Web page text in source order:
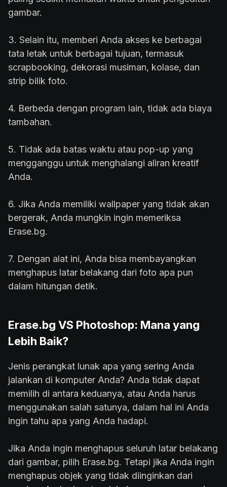
gambar.
3. Selain itu, memberi Anda akses ke berbagai
tata letak untuk berbagai tujuan, termasuk
scrapbooking, dekorasi musiman, kolase, dan
strip bilik foto.
4. Berbeda dengan program lain, tidak ada biaya
tambahan.
5. Tidak ada batas waktu atau pop-up yang
mengganggu untuk menghalangi aliran kreatif
Anda.
6. Jika Anda memiliki wallpaper yang tidak akan
bergerak, Anda mungkin ingin memeriksa
Erase.bg.
7. Dengan alat ini, Anda bisa membayangkan
menghapus latar belakang dari foto apa pun
dalam hitungan detik.
Erase.bg VS Photoshop: Mana yang
Lebih Baik?
Jenis perangkat lunak apa yang sering Anda
jalankan di komputer Anda? Anda tidak dapat
memilih di antara keduanya, atau Anda harus
menggunakan salah satunya, dalam hal ini Anda
ingin tahu apa yang Anda hadapi.
Jika Anda ingin menghapus seluruh latar belakang
dari gambar, pilih Erase.bg. Tetapi jika Anda ingin
menghapus objek yang tidak diinginkan dari